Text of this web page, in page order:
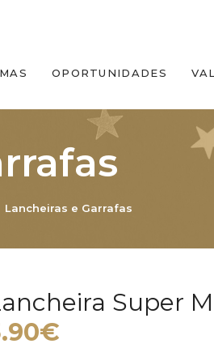
OPORTUNIDADES
Lancheiras e Garrafas
Super